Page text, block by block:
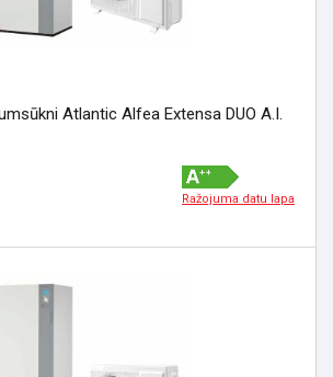
Atlantic Alfea Extensa DUO A.I.
Ražojuma datu lapa